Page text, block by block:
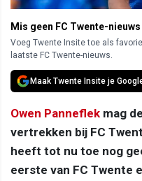
Mis geen FC Twente-
Voeg Twente Insite toe als
laatste FC Twente-nieuws.
Maak Twente Insite je
Owen Panneflek mag
vertrekken bij FC
heeft tot nu toe nog
eerste van FC Twente